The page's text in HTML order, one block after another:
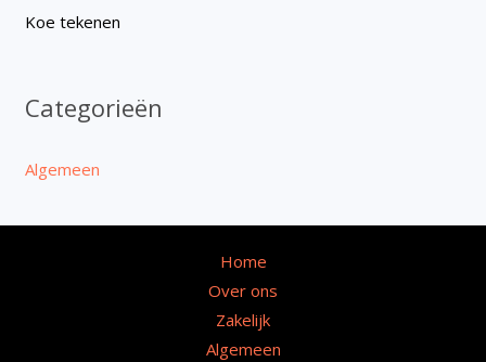
Koe tekenen
Categorieën
Algemeen
Home
Over ons
Zakelijk
Algemeen